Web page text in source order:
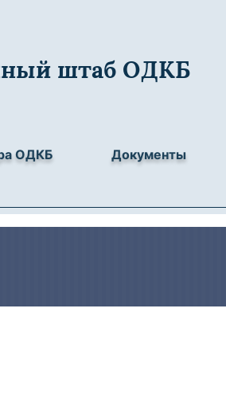
штаб ОДКБ
ОДКБ Документы